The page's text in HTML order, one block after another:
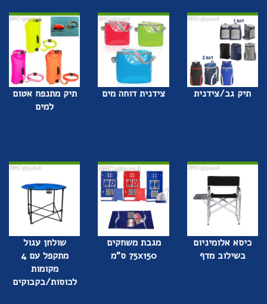
תיק גב/צידנית צידנית דוחה מים
תיק מתנפח אטום
למים
כיסא אלומיניום
בשילוב מדף
מגבת משחקים
75x150 ס"מ
שולחן עגול
מתקפל עם 4
מקומות
לכוסות/בקבוקים